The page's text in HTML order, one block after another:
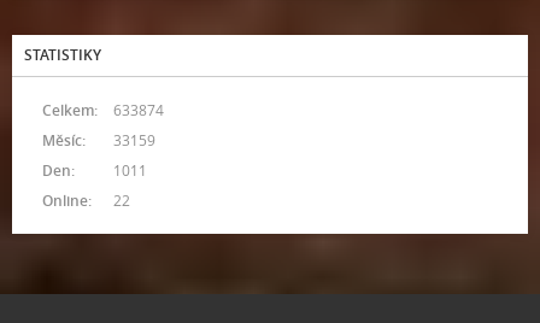
STATISTIKY
Online: 22
Celkem:
633874
Měsíc:
33159
Den:
1011